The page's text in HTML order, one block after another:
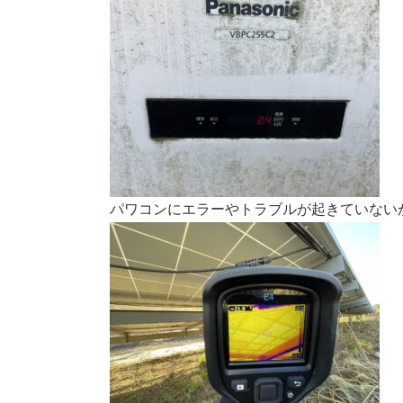
パワコンにエラーやトラブルが起きていない